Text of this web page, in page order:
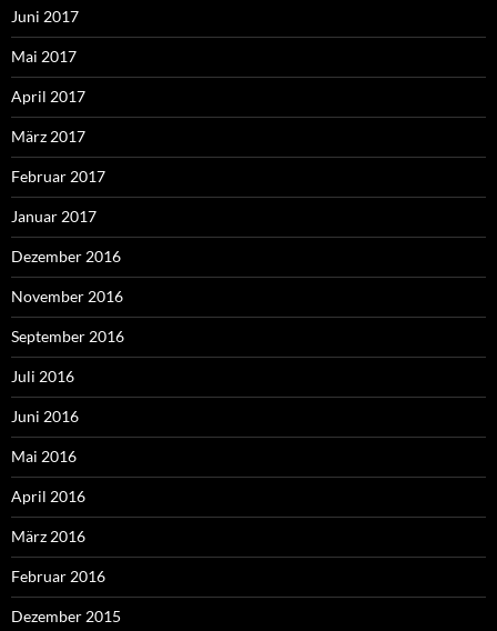
Juni 2017
Mai 2017
April 2017
März 2017
Februar 2017
Januar 2017
Dezember 2016
November 2016
September 2016
Juli 2016
Juni 2016
Mai 2016
April 2016
März 2016
Februar 2016
Dezember 2015